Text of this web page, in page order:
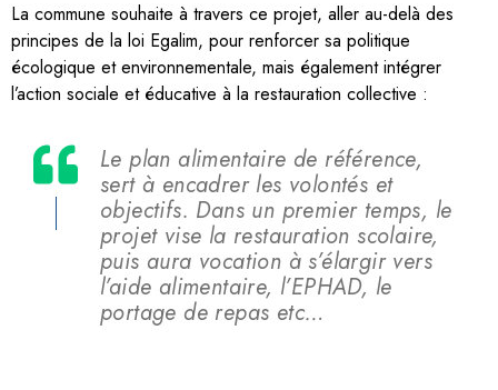
La commune souhaite à travers ce projet, aller au-delà des
principes de la loi Egalim, pour renforcer sa politique
écologique et environnementale, mais également intégrer
l’action sociale et éducative à la restauration collective :
Le plan alimentaire de référence,
sert à encadrer les volontés et
objectifs. Dans un premier temps, le
projet vise la restauration scolaire,
puis aura vocation à s’élargir vers
l’aide alimentaire, l’EPHAD, le
portage de repas etc…